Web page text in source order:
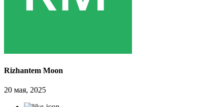
Rizhantem Moon
20 мая, 2025